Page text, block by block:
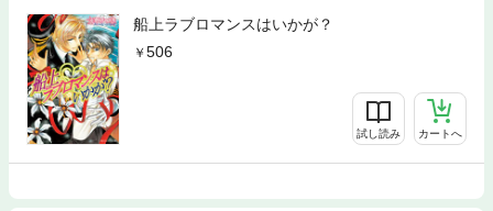
船上ラブロマンスはいかが？
506
試し読み カートへ